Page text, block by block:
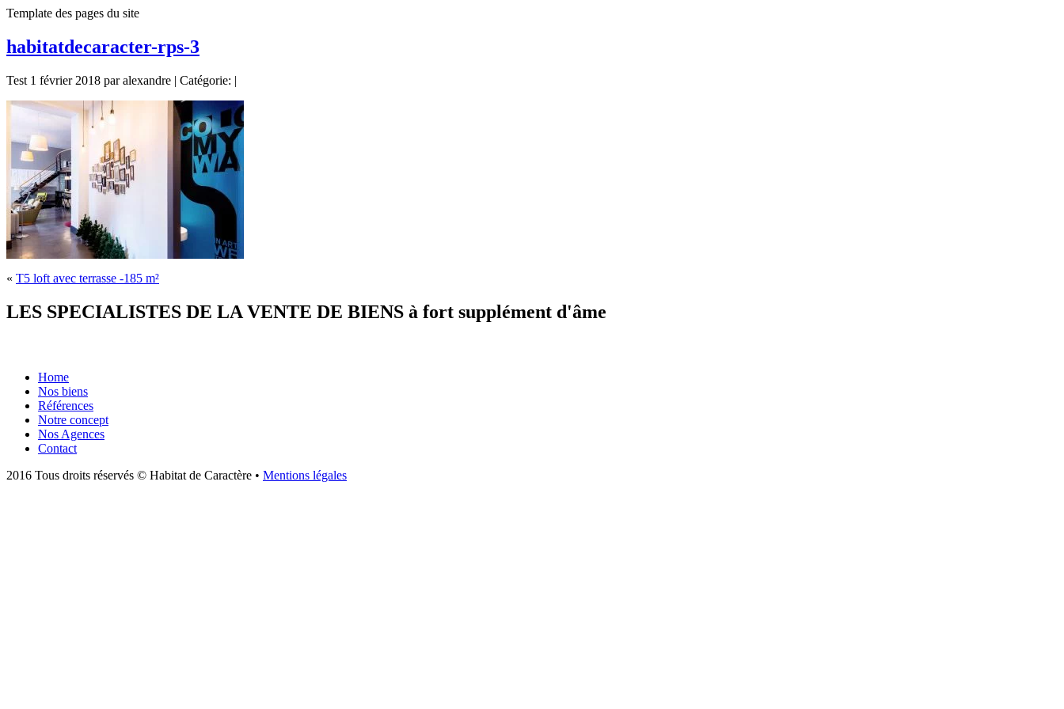
Template des pages du site
habitatdecaracter-rps-3
Test 1 février 2018 par alexandre | Catégorie: |
« T5 loft avec terrasse -185 m²
LES SPECIALISTES DE LA VENTE DE BIENS à fort supplément d'âme
Home
Nos biens
Références
Notre concept
Nos Agences
Contact
2016 Tous droits réservés © Habitat de Caractère • Mentions légales